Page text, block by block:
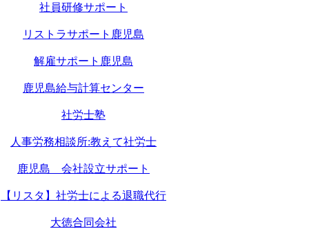
社員研修サポート
リストラサポート鹿児島
解雇サポート鹿児島
鹿児島給与計算センター
社労士塾
人事労務相談所:教えて社労士
鹿児島 会社設立サポート
【リスタ】社労士による退職代行
大徳合同会社